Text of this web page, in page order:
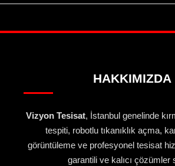
HAKKIMIZDA
Vizyon Tesisat, İstanbul genelinde
tespiti, robotlu tıkanıklık açma,
görüntüleme ve profesyonel tesisat
garantili ve kalıcı çözümler